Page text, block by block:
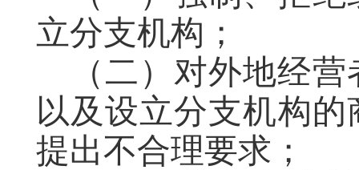
立分支机构；
（二）对外地经
以及设立分支机构
提出不合理要求；